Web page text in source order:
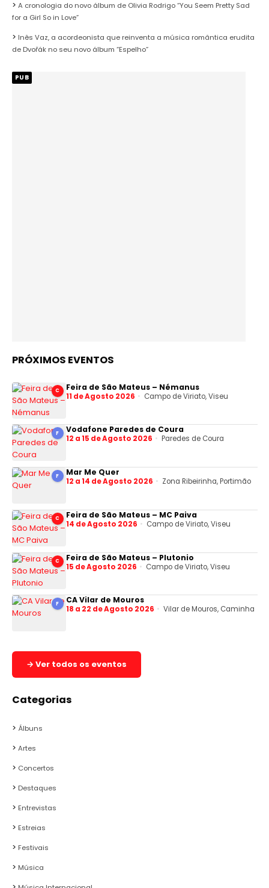
A cronologia do novo álbum de Olivia Rodrigo “You Seem Pretty Sad
for a Girl So in Love”
Inês Vaz, a acordeonista que reinventa a música romântica erudita
de Dvořák no seu novo álbum “Espelho”
PUB
PRÓXIMOS EVENTOS
C Feira de São Mateus – Némanus
11 de Agosto 2026 Campo de Viriato, Viseu
F Vodafone Paredes de Coura
12 a 15 de Agosto 2026 Paredes de Coura
F Mar Me Quer
12 a 14 de Agosto 2026 Zona Ribeirinha, Portimão
C Feira de São Mateus – MC Paiva
14 de Agosto 2026 Campo de Viriato, Viseu
C Feira de São Mateus – Plutonio
15 de Agosto 2026 Campo de Viriato, Viseu
F CA Vilar de Mouros
18 a 22 de Agosto 2026 Vilar de Mouros, Caminha
→ Ver todos os eventos
Categorias
Álbuns
Artes
Concertos
Destaques
Entrevistas
Estreias
Festivais
Música